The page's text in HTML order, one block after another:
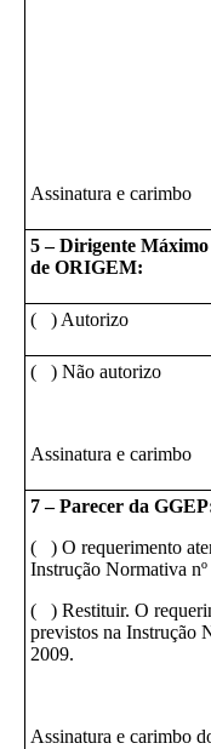
Assinatura e carimbo
5 – Dirigente
de ORIGEM:
( ) Autorizo
( ) Não autorizo
Assinatura e carimbo
7 – Parecer da
( ) O requerimento
Instrução
( ) Restituir. O
previstos na
2009.
Assinatura e carimbo